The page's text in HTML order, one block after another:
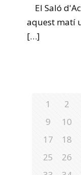
El Saló
aquest matí
[…]
1 2
9
10
17
18
25
26